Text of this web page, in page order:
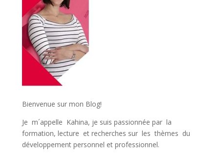
Bienvenue sur mon Blog!
Je m´appelle Kahina, je suis passionnée par la
formation, lecture et recherches sur les thèmes du
développement personnel et professionnel.